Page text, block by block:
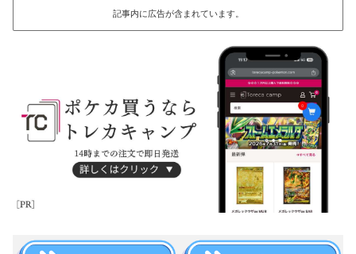
記事内に広告が含まれています。